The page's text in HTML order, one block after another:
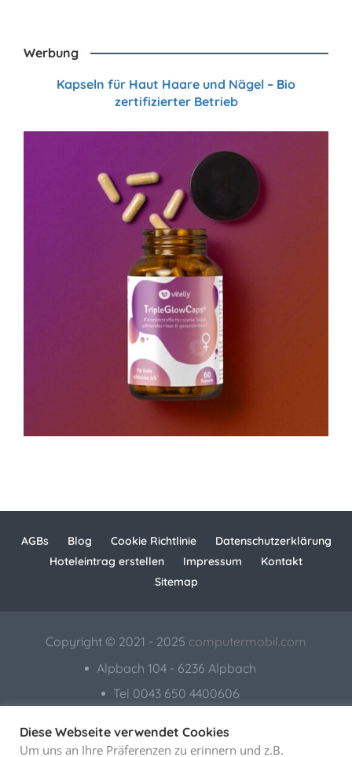
Werbung
Kapseln für Haut Haare und Nägel – Bio
zertifizierter Betrieb
AGBs Blog Cookie Richtlinie
Datenschutzerklärung
Hoteleintrag erstellen
Impressum
Kontakt
Sitemap
Copyright © 2021 - 2025 computermobil.com
Alpbach 104 - 6236 Alpbach
Tel 0043 650 4400606
Mastodon| |
Diese Webseite verwendet Cookies
Um uns an Ihre Präferenzen zu erinnern und z.B.